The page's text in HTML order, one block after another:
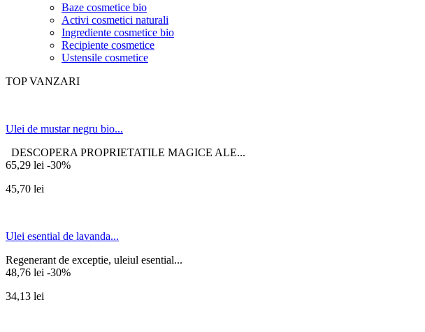
Baze cosmetice bio
Activi cosmetici naturali
Ingrediente cosmetice bio
Recipiente cosmetice
Ustensile cosmetice
TOP VANZARI
Ulei de mustar negru bio...
DESCOPERA PROPRIETATILE MAGICE ALE...
65,29 lei -30%
45,70 lei
Ulei esential de lavanda...
Regenerant de exceptie, uleiul esential...
48,76 lei -30%
34,13 lei